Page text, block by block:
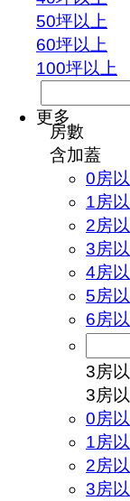
50坪以上
60坪以上
100坪以上
更多
房數
含加蓋
0房
1房
2房
3房
4房
5房
6房
3房
3房
0房
1房
2房
3房